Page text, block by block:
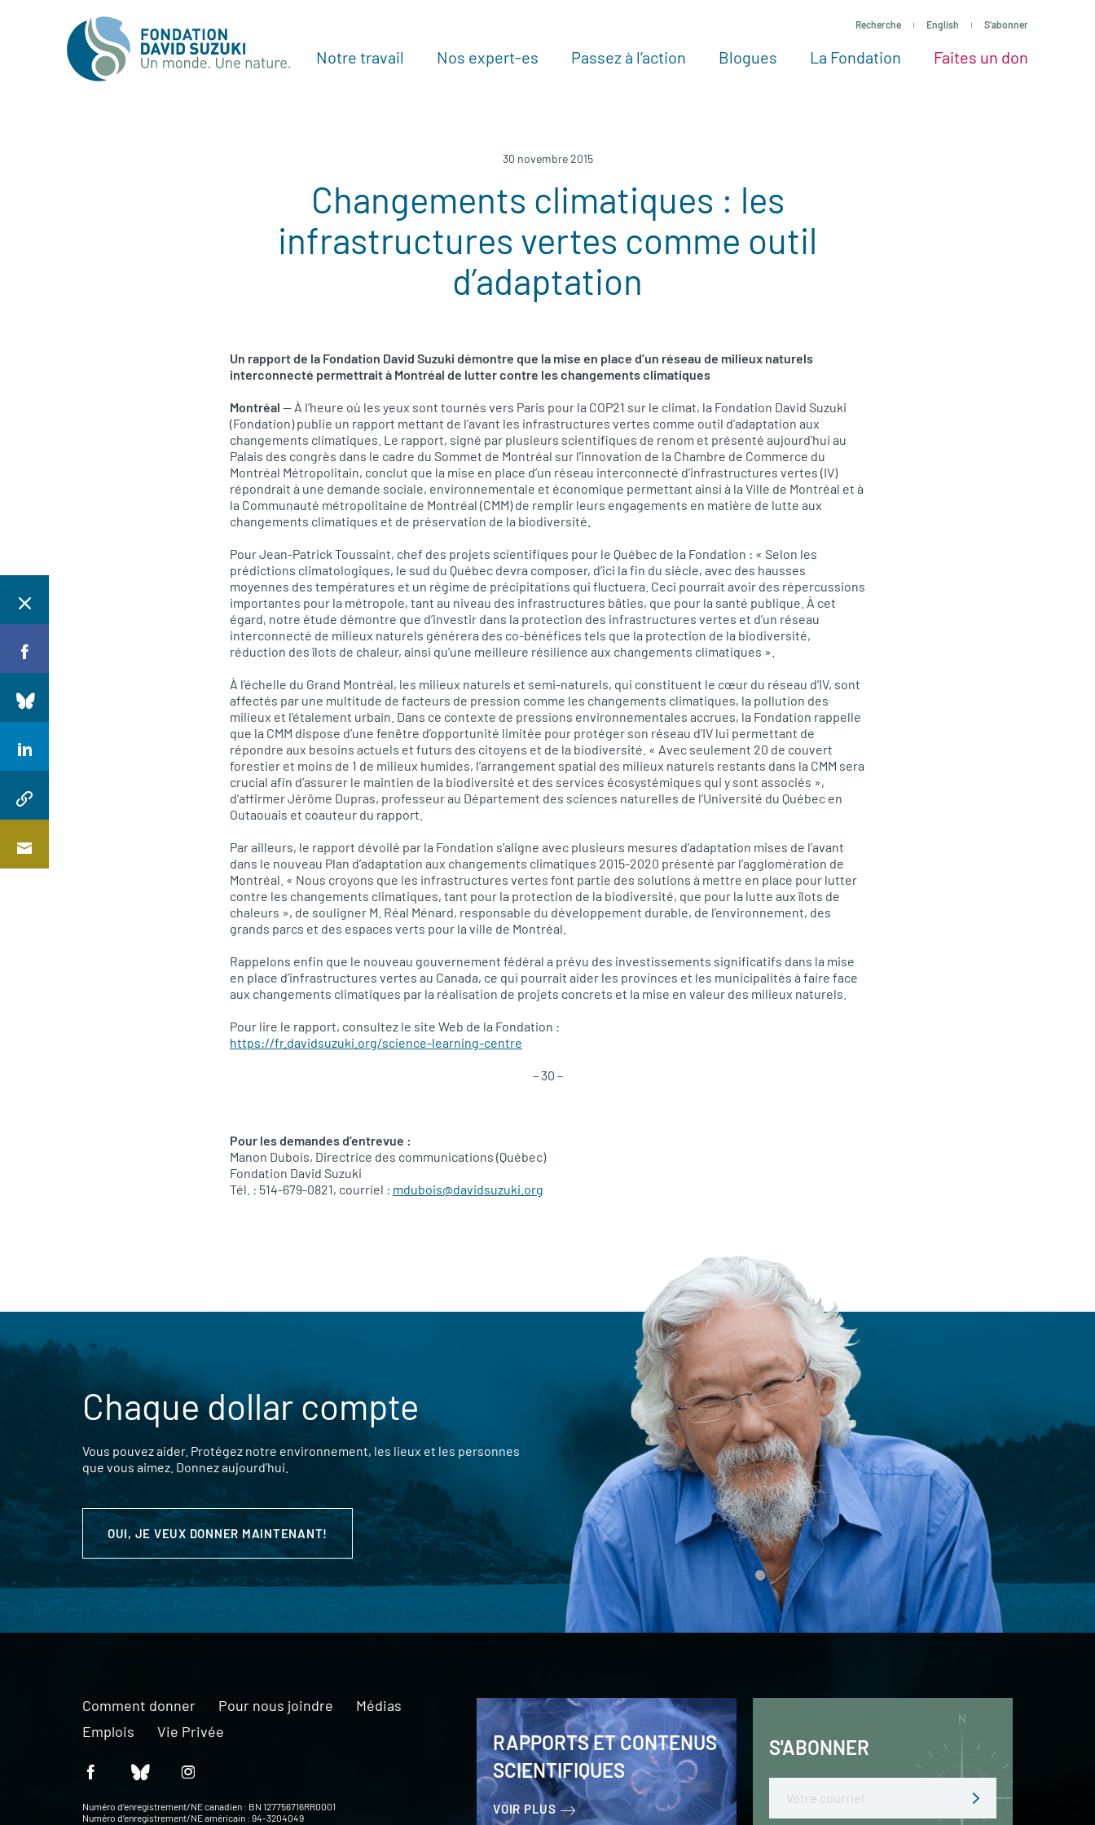
Recherche English S'abonner
Notre travail Voir tous les projets
Nos expert-es Nos Experts
Passez à l’action Passez à l’action
Blogues La FondationLa Fondation
Faites un don
Autres façons de faire un don
30 novembre 2015
Changements climatiques : les
infrastructures vertes comme outil
d’adaptation
Un rapport de la Fondation David Suzuki démontre que la mise en place d’un réseau de milieux naturels
interconnecté permettrait à Montréal de lutter contre les changements climatiques
Montréal — À l’heure où les yeux sont tournés vers Paris pour la COP21 sur le climat, la Fondation David Suzuki
(Fondation) publie un rapport mettant de l’avant les infrastructures vertes comme outil d’adaptation aux
changements climatiques. Le rapport, signé par plusieurs scientifiques de renom et présenté aujourd’hui au
Palais des congrès dans le cadre du Sommet de Montréal sur l’innovation de la Chambre de Commerce du
Montréal Métropolitain, conclut que la mise en place d’un réseau interconnecté d’infrastructures vertes (IV)
répondrait à une demande sociale, environnementale et économique permettant ainsi à la Ville de Montréal et à
la Communauté métropolitaine de Montréal (CMM) de remplir leurs engagements en matière de lutte aux
changements climatiques et de préservation de la biodiversité.
Pour Jean-Patrick Toussaint, chef des projets scientifiques pour le Québec de la Fondation : « Selon les
prédictions climatologiques, le sud du Québec devra composer, d’ici la fin du siècle, avec des hausses
moyennes des températures et un régime de précipitations qui fluctuera. Ceci pourrait avoir des répercussions
importantes pour la métropole, tant au niveau des infrastructures bâties, que pour la santé publique. À cet
égard, notre étude démontre que d’investir dans la protection des infrastructures vertes et d’un réseau
interconnecté de milieux naturels générera des co-bénéfices tels que la protection de la biodiversité,
réduction des îlots de chaleur, ainsi qu’une meilleure résilience aux changements climatiques ».
À l’échelle du Grand Montréal, les milieux naturels et semi-naturels, qui constituent le cœur du réseau d’IV, sont
affectés par une multitude de facteurs de pression comme les changements climatiques, la pollution des
milieux et l’étalement urbain. Dans ce contexte de pressions environnementales accrues, la Fondation rappelle
que la CMM dispose d’une fenêtre d’opportunité limitée pour protéger son réseau d’IV lui permettant de
répondre aux besoins actuels et futurs des citoyens et de la biodiversité. « Avec seulement 20 de couvert
forestier et moins de 1 de milieux humides, l’arrangement spatial des milieux naturels restants dans la CMM sera
crucial afin d’assurer le maintien de la biodiversité et des services écosystémiques qui y sont associés »,
d’affirmer Jérôme Dupras, professeur au Département des sciences naturelles de l’Université du Québec en
Outaouais et coauteur du rapport.
Par ailleurs, le rapport dévoilé par la Fondation s’aligne avec plusieurs mesures d’adaptation mises de l’avant
dans le nouveau Plan d’adaptation aux changements climatiques 2015-2020 présenté par l’agglomération de
Montréal. « Nous croyons que les infrastructures vertes font partie des solutions à mettre en place pour lutter
contre les changements climatiques, tant pour la protection de la biodiversité, que pour la lutte aux îlots de
chaleurs », de souligner M. Réal Ménard, responsable du développement durable, de l’environnement, des
grands parcs et des espaces verts pour la ville de Montréal.
Rappelons enfin que le nouveau gouvernement fédéral a prévu des investissements significatifs dans la mise
en place d’infrastructures vertes au Canada, ce qui pourrait aider les provinces et les municipalités à faire face
aux changements climatiques par la réalisation de projets concrets et la mise en valeur des milieux naturels.
Pour lire le rapport, consultez le site Web de la Fondation :
https://fr.davidsuzuki.org/science-learning-centre
– 30 –
Pour les demandes d’entrevue :
Manon Dubois, Directrice des communications (Québec)
Fondation David Suzuki
Tél. : 514-679-0821, courriel : mdubois@davidsuzuki.org
Chaque dollar compte
Vous pouvez aider. Protégez notre environnement, les lieux et les personnes
que vous aimez. Donnez aujourd’hui.
OUI, JE VEUX DONNER MAINTENANT!
RAPPORTS ET CONTENUS
SCIENTIFIQUES
VOIR PLUS
S'ABONNER
Comment donner Pour nous joindre
Médias
Emplois
Vie Privée
Numéro d’enregistrement/NE canadien : BN 127756716RR0001
Numéro d’enregistrement/NE américain : 94-3204049